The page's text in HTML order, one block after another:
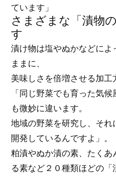
ています」
さまざまな「漬物
す
漬け物は塩やぬかなどに
ままに、
美味しさを倍増させる加工
「同じ野菜でも育った気
も微妙に違います。
地域の野菜を研究し、そ
開発しているんですよ」。
粕漬やぬか漬の素、たく
る素など２０種類ほどの「